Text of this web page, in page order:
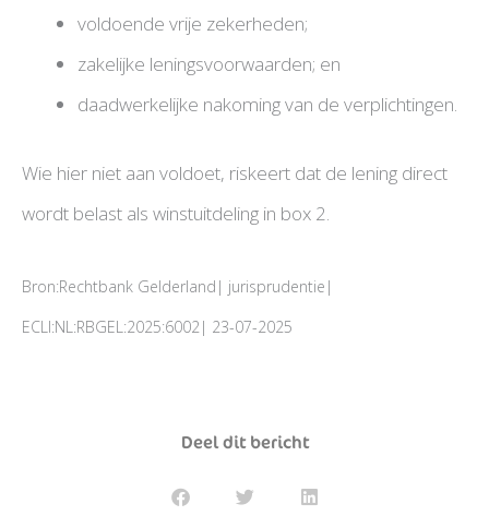
voldoende vrije zekerheden;
zakelijke leningsvoorwaarden; en
daadwerkelijke nakoming van de verplichtingen.
Wie hier niet aan voldoet, riskeert dat de lening direct
wordt belast als winstuitdeling in box 2.
Bron:Rechtbank Gelderland| jurisprudentie|
ECLI:NL:RBGEL:2025:6002| 23-07-2025
Deel dit bericht